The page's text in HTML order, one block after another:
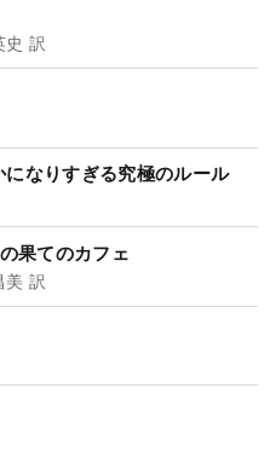
訳
なりすぎる究極のルール
果てのカフェ
訳